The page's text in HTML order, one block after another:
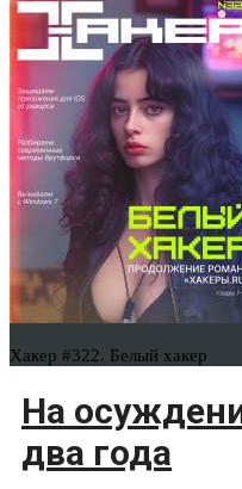
Хакер #322. Белый хакер
На
два года